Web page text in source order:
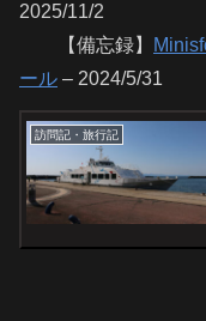
2025/11/2
【備忘録】
ール – 2024/5/31
訪問記・旅行記